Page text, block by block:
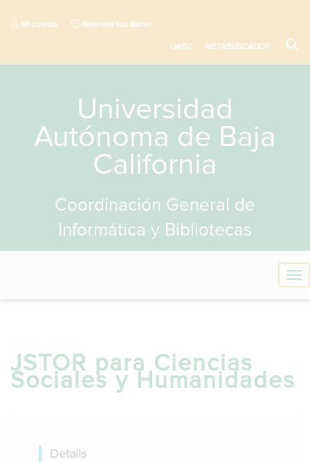
Mi cuenta Renueva tus libros
UABC METABUSCADOR
Universidad
Autónoma de Baja
California
Coordinación General de
Informática y Bibliotecas
T
o
v
JSTOR para Ciencias
Sociales y Humanidades
Details